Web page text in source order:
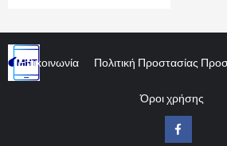
Επικοινωνία Πολιτική Προστασίας
Όροι χρήσης
Facebook